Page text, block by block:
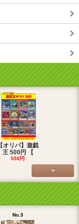
【オリパ】遊戯
王 500円 【
550円
>
No.3